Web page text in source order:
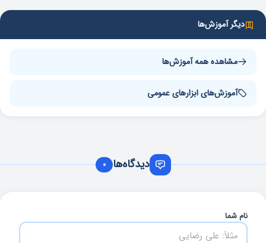
دیگر آموزش‌ها
مشاهده همه آموزش‌ها
آموزش‌های ابزارهای عمومی
دیدگاه‌ها 0
نام شما